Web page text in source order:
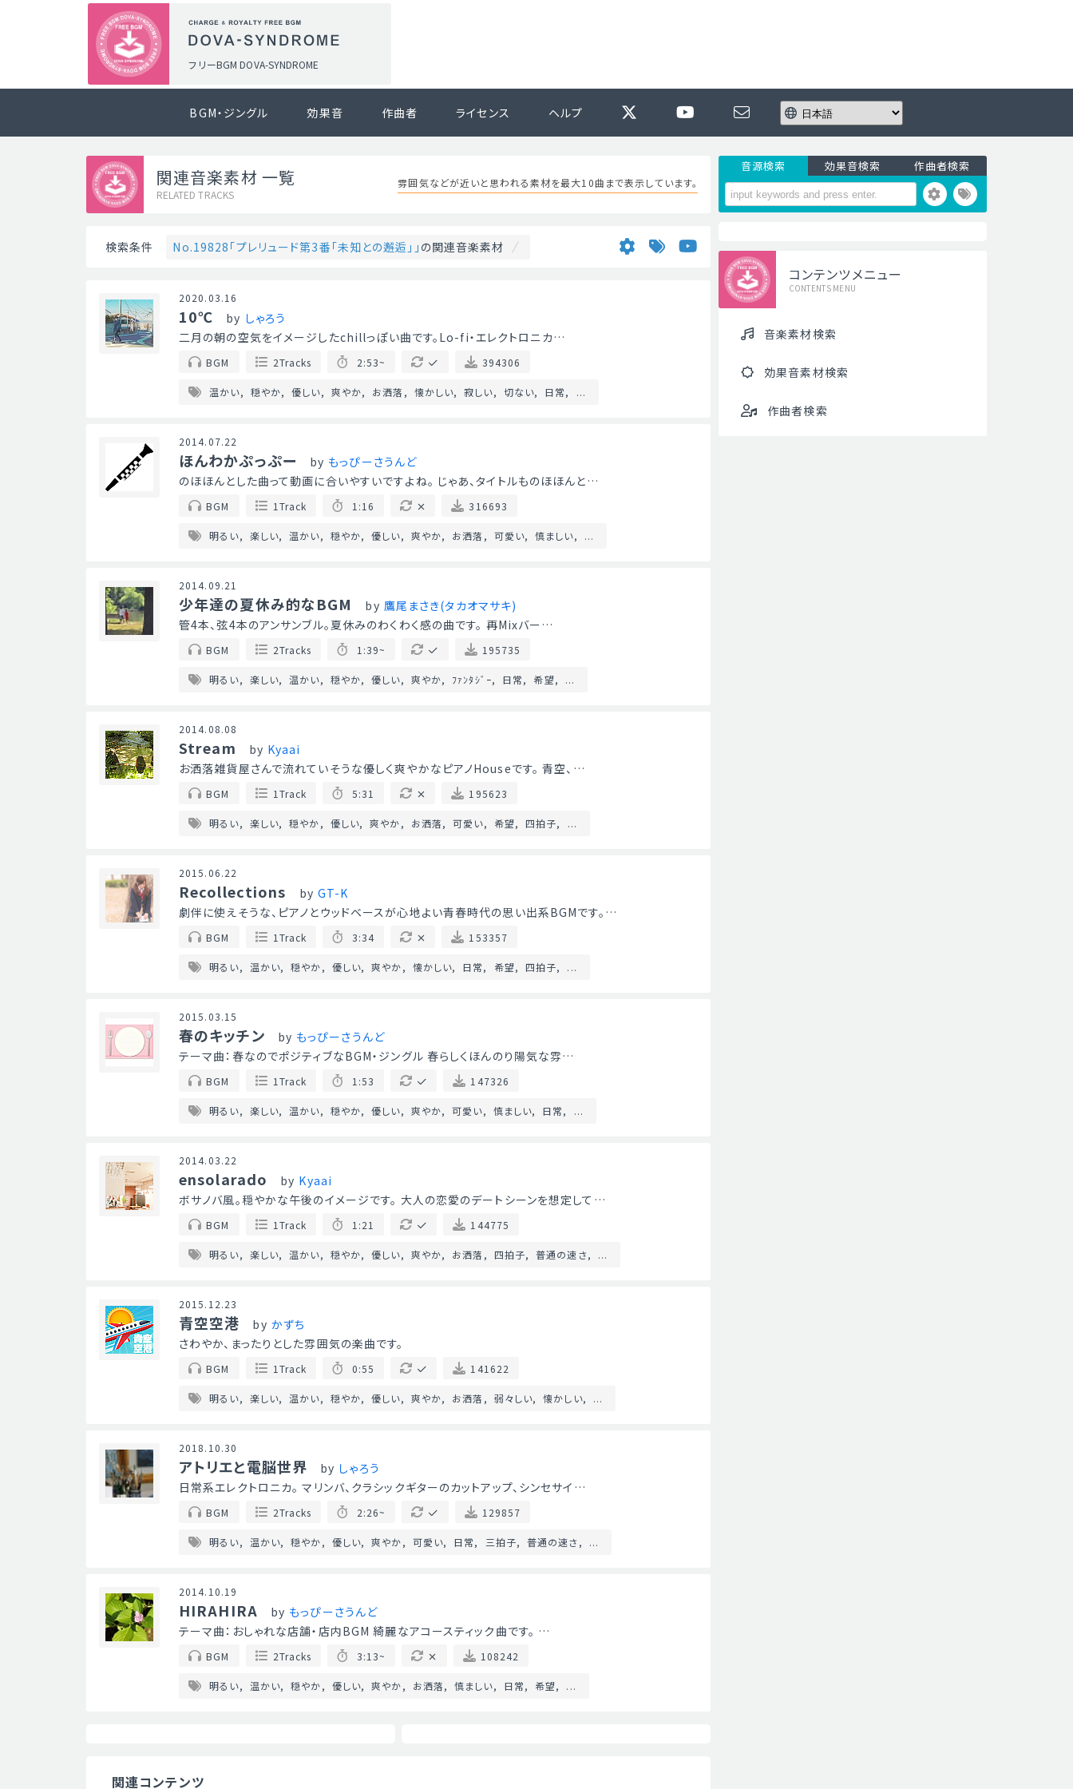
フリーBGM DOVA-SYNDROME
BGM・ジングル 効果音 作曲者 ライセンス ヘルプ
関連音楽素材 一覧
RELATED TRACKS
雰囲気などが近いと思われる素材を最大10曲まで表示しています。
検索条件 No.19828「プレリュード第3番「未知との邂逅」」 の関連音楽素材
2020.03.16
10℃ by しゃろう
二月の朝の空気をイメージしたchillっぽい曲です。Lo-fi・エレクトロニカ…
BGM 2Tracks 2:53~ 394306
温かい 穏やか 優しい 爽やか お洒落 懐かしい 寂しい 切ない 日常 ...
2014.07.22
ほんわかぷっぷー by もっぴーさうんど
のほほんとした曲って動画に合いやすいですよね。 じゃあ、タイトルものほほんと…
BGM 1Track 1:16 316693
明るい 楽しい 温かい 穏やか 優しい 爽やか お洒落 可愛い 慎ましい ...
2014.09.21
少年達の夏休み的なBGM by 鷹尾まさき(タカオマサキ)
管4本、弦4本のアンサンブル。夏休みのわくわく感の曲です。 再Mixバー…
BGM 2Tracks 1:39~ 195735
明るい 楽しい 温かい 穏やか 優しい 爽やか ﾌｧﾝﾀｼﾞｰ 日常 希望 ...
2014.08.08
Stream by Kyaai
お洒落雑貨屋さんで流れていそうな優しく爽やかなピアノHouseです。 青空、…
BGM 1Track 5:31 195623
明るい 楽しい 穏やか 優しい 爽やか お洒落 可愛い 希望 四拍子 ...
2015.06.22
Recollections by GT-K
劇伴に使えそうな、ピアノとウッドベースが心地よい青春時代の思い出系BGMです。…
BGM 1Track 3:34 153357
明るい 温かい 穏やか 優しい 爽やか 懐かしい 日常 希望 四拍子 ...
2015.03.15
春のキッチン by もっぴーさうんど
テーマ曲：春なのでポジティブなBGM・ジングル 春らしくほんのり陽気な雰…
BGM 1Track 1:53 147326
明るい 楽しい 温かい 穏やか 優しい 爽やか 可愛い 慎ましい 日常 ...
2014.03.22
ensolarado by Kyaai
ボサノバ風。穏やかな午後のイメージです。 大人の恋愛のデートシーンを想定して…
BGM 1Track 1:21 144775
明るい 楽しい 温かい 穏やか 優しい 爽やか お洒落 四拍子 普通の速さ ...
2015.12.23
青空空港 by かずち
さわやか、まったりとした雰囲気の楽曲です。
BGM 1Track 0:55 141622
明るい 楽しい 温かい 穏やか 優しい 爽やか お洒落 弱々しい 懐かしい ...
2018.10.30
アトリエと電脳世界 by しゃろう
日常系エレクトロニカ。 マリンバ、クラシックギターのカットアップ、シンセサイ…
BGM 2Tracks 2:26~ 129857
明るい 温かい 穏やか 優しい 爽やか 可愛い 日常 三拍子 普通の速さ ...
2014.10.19
HIRAHIRA by もっぴーさうんど
テーマ曲：おしゃれな店舗・店内BGM 綺麗なアコースティック曲です。 …
BGM 2Tracks 3:13~ 108242
明るい 温かい 穏やか 優しい 爽やか お洒落 慎ましい 日常 希望 ...
関連コンテンツ
音源検索 効果音検索 作曲者検索
コンテンツメニュー
CONTENTS MENU
音楽素材検索
効果音素材検索
作曲者検索